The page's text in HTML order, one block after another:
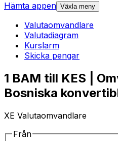
Hämta appen Växla meny
Valutaomvandlare
Valutadiagram
Kurslarm
Skicka pengar
1 BAM till KES |
Bosniska
XE Valutaomvandlare
Från